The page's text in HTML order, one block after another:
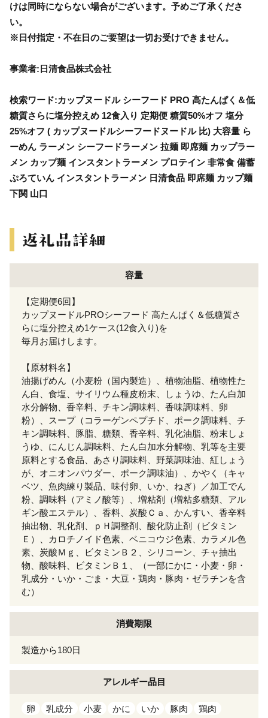
けは同時にならない場合がございます。予めご了承くださ
い。
※日付指定・不在日のご要望は一切お受けできません。
事業者:日清食品株式会社
検索ワード:カップヌードル シーフード PRO 高たんぱく＆低
糖質さらに塩分控えめ 12食入り 定期便 糖質50%オフ 塩分
25%オフ ( カップヌードルシーフードヌードル 比) 大容量 ら
ーめん ラーメン シーフードラーメン 拉麺 即席麺 カップラー
メン カップ麺 インスタントラーメン プロテイン 非常食 備蓄
ぷろていん インスタントラーメン 日清食品 即席麺 カップ麺
下関 山口
容量
【定期便6回】
カップヌードルPROシーフード 高たんぱく＆低糖質さ
らに塩分控えめ1ケース(12食入り)を
毎月お届けします。
【原材料名】
油揚げめん（小麦粉（国内製造）、植物油脂、植物性た
ん白、食塩、サイリウム種皮粉末、しょうゆ、たん白加
水分解物、香辛料、チキン調味料、香味調味料、卵
粉）、スープ（コラーゲンペプチド、ポーク調味料、チ
キン調味料、豚脂、糖類、香辛料、乳化油脂、粉末しょ
うゆ、にんじん調味料、たん白加水分解物、乳等を主要
原料とする食品、あさり調味料、野菜調味油、紅しょう
が、オニオンパウダー、ポーク調味油）、かやく（キャ
ベツ、魚肉練り製品、味付卵、いか、ねぎ）／加工でん
粉、調味料（アミノ酸等）、増粘剤（増粘多糖類、アル
ギン酸エステル）、香料、炭酸Ｃａ、かんすい、香辛料
抽出物、乳化剤、ｐＨ調整剤、酸化防止剤（ビタミン
Ｅ）、カロチノイド色素、ベニコウジ色素、カラメル色
素、炭酸Ｍｇ、ビタミンＢ２、シリコーン、チャ抽出
物、酸味料、ビタミンＢ１、（一部にかに・小麦・卵・
乳成分・いか・ごま・大豆・鶏肉・豚肉・ゼラチンを含
む）
消費期限
製造から180日
アレルギー品目
卵 乳成分 小麦 かに いか 豚肉 鶏肉